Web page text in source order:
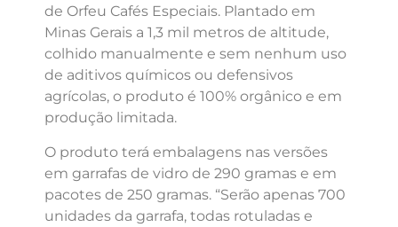
de Orfeu Cafés Especiais. Plantado em
Minas Gerais a 1,3 mil metros de altitude,
colhido manualmente e sem nenhum uso
de aditivos químicos ou defensivos
agrícolas, o produto é 100% orgânico e em
produção limitada.
O produto terá embalagens nas versões
em garrafas de vidro de 290 gramas e em
pacotes de 250 gramas. “Serão apenas 700
unidades da garrafa, todas rotuladas e